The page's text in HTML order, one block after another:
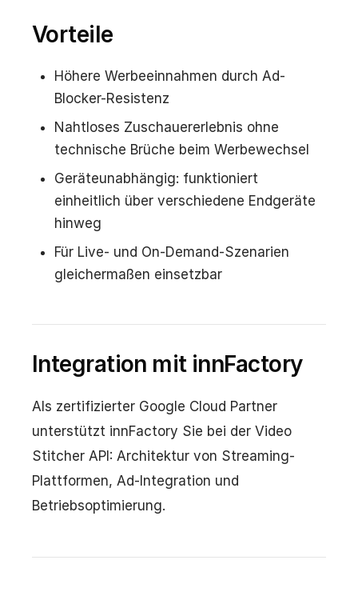
Vorteile
Höhere Werbeeinnahmen durch Ad-
Blocker-Resistenz
Nahtloses Zuschauererlebnis ohne
technische Brüche beim Werbewechsel
Geräteunabhängig: funktioniert
einheitlich über verschiedene Endgeräte
hinweg
Für Live- und On-Demand-Szenarien
gleichermaßen einsetzbar
Integration mit innFactory
Als zertifizierter Google Cloud Partner
unterstützt innFactory Sie bei der Video
Stitcher API: Architektur von Streaming-
Plattformen, Ad-Integration und
Betriebsoptimierung.